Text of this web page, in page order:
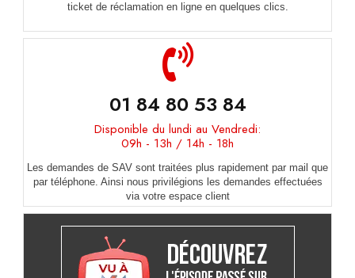
ticket de réclamation en ligne en quelques clics.
01 84 80 53 84
Disponible du lundi au Vendredi:
09h - 13h / 14h - 18h
Les demandes de SAV sont traitées plus rapidement par mail que
par téléphone. Ainsi nous privilégions les demandes effectuées
via votre espace client